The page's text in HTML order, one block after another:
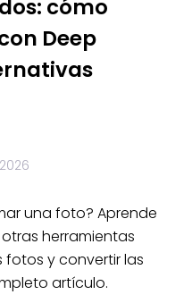
cómo
Deep
una foto? Aprende
herramientas
y convertir las
artículo.